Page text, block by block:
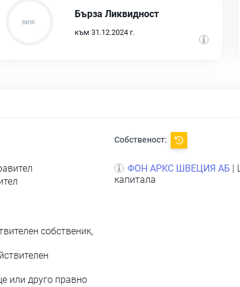
Бърза Ликвидност
към 31.12.2024 г.
Собственост:
ФОН АРКС ШВЕЦИЯ АБ |
капитала
собственик,
или друго правно